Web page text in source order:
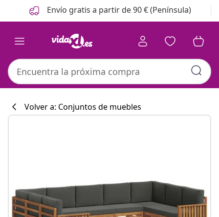
Anterior
Siguiente Envío gratis a partir de 90 € (Península)
#sharemevidaxl
Volver a: Conjuntos de muebles